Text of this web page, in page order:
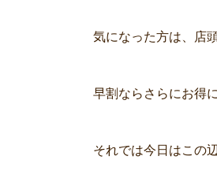
気になった方は、店
早割ならさらにお得
それでは今日はこの辺